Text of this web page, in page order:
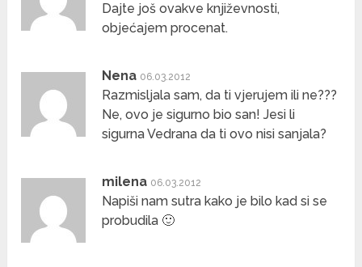
Dajte još ovakve književnosti,
objećajem procenat.
Nena 06.03.2012
Razmisljala sam, da ti vjerujem ili ne???
Ne, ovo je sigurno bio san! Jesi li
sigurna Vedrana da ti ovo nisi sanjala?
milena 06.03.2012
Napiši nam sutra kako je bilo kad si se
probudila 🙂